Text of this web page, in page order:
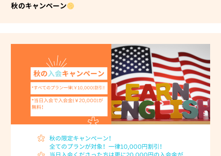
秋のキャンペーン